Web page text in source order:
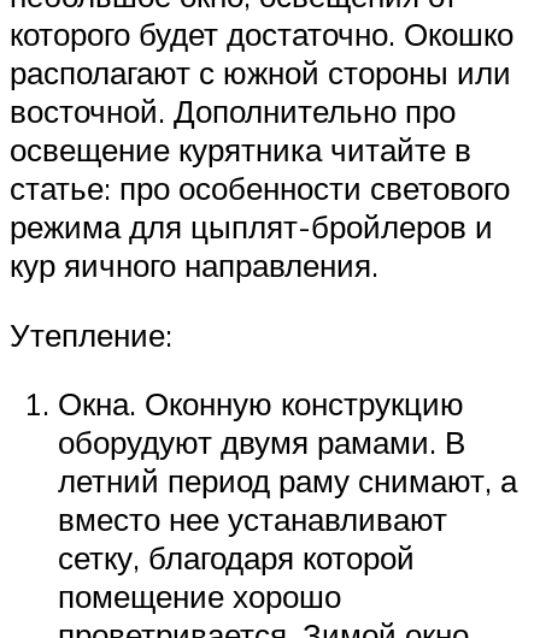
которого будет достаточно. Окошко
располагают с южной стороны или
восточной. Дополнительно про
освещение курятника читайте в
статье: про особенности светового
режима для цыплят-бройлеров и
кур яичного направления.
Утепление:
Окна. Оконную конструкцию
оборудуют двумя рамами. В
летний период раму снимают, а
вместо нее устанавливают
сетку, благодаря которой
помещение хорошо